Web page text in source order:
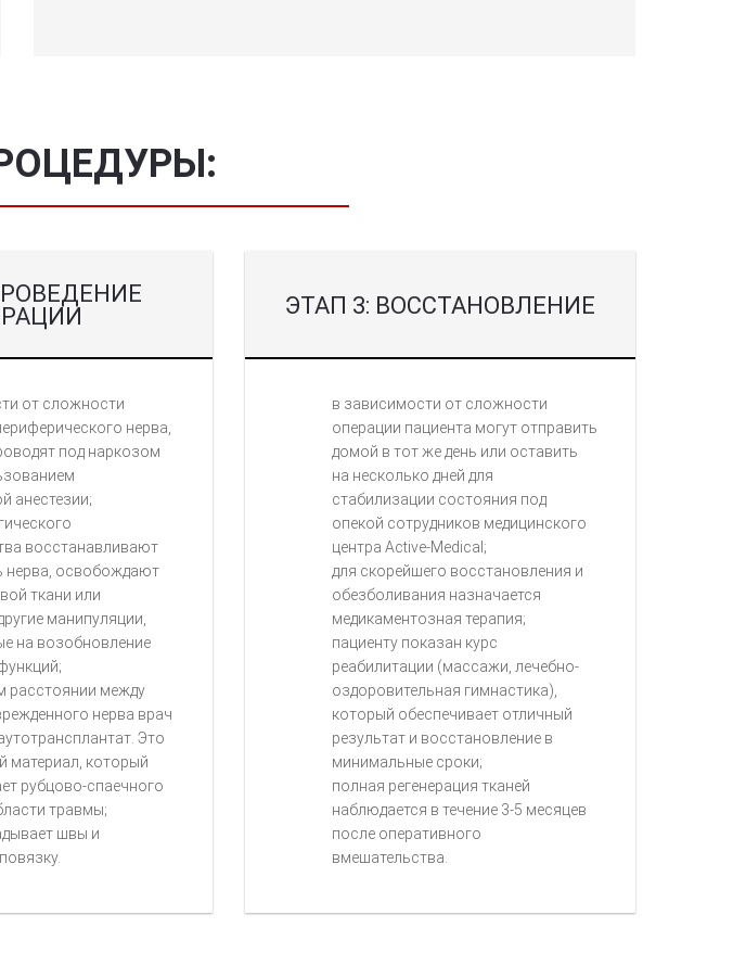
от сложности
нерва,
под наркозом
анестезии;
восстанавливают
нерва, освобождают
ткани или
манипуляции,
на возобновление
расстоянии между
нерва врач
Это
материал, который
рубцово-спаечного
травмы;
швы и
ЭТАП 3: ВОССТАНОВЛЕНИЕ
в зависимости от сложности
операции пациента могут отправить
домой в тот же день или оставить
на несколько дней для
стабилизации состояния под
опекой сотрудников медицинского
центра Active-Medical;
для скорейшего восстановления и
обезболивания назначается
медикаментозная терапия;
пациенту показан курс
реабилитации (массажи, лечебно-
оздоровительная гимнастика),
который обеспечивает отличный
результат и восстановление в
минимальные сроки;
полная регенерация тканей
наблюдается в течение 3-5 месяцев
после оперативного
вмешательства.